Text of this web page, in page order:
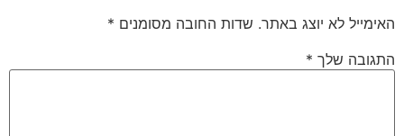
האימייל לא יוצג באתר. שדות החובה מסומנים *
התגובה שלך *